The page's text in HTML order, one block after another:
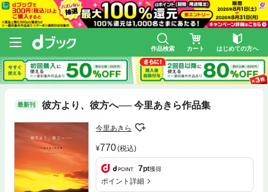
作品検索 カート はじめての方へ
最新刊 彼方より、彼方へ── 今里あきら作品集
今里あきら
770(税込)
7pt獲得
ポイント詳細